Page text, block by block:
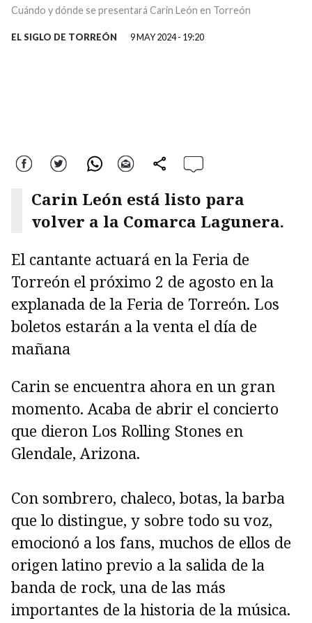
Cuándo y dónde se presentará Carin León en Torreón
EL SIGLO DE TORREÓN 9 MAY 2024 - 19:20
Facebook Twitter WhatsApp Correo comparte
Carin León está listo para
volver a la Comarca Lagunera.
El cantante actuará en la Feria de
Torreón el próximo 2 de agosto en la
explanada de la Feria de Torreón. Los
boletos estarán a la venta el día de
mañana
Carin se encuentra ahora en un gran
momento. Acaba de abrir el concierto
que dieron Los Rolling Stones en
Glendale, Arizona.
Con sombrero, chaleco, botas, la barba
que lo distingue, y sobre todo su voz,
emocionó a los fans, muchos de ellos de
origen latino previo a la salida de la
banda de rock, una de las más
importantes de la historia de la música.